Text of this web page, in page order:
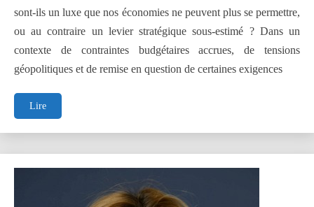
sont-ils un luxe que nos économies ne peuvent plus se permettre,
ou au contraire un levier stratégique sous-estimé ? Dans un
contexte de contraintes budgétaires accrues, de tensions
géopolitiques et de remise en question de certaines exigences
LireValoriser
économiquement
l’engagement